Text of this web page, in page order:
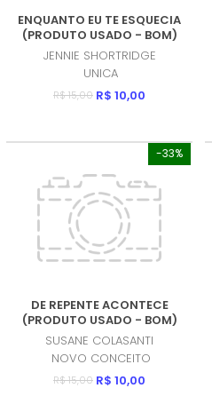
ENQUANTO EU TE ESQUECIA
(PRODUTO USADO - BOM)
JENNIE SHORTRIDGE
UNICA
R$ 15,00 R$ 10,00
-33%
DE REPENTE ACONTECE
(PRODUTO USADO - BOM)
SUSANE COLASANTI
NOVO CONCEITO
R$ 15,00 R$ 10,00